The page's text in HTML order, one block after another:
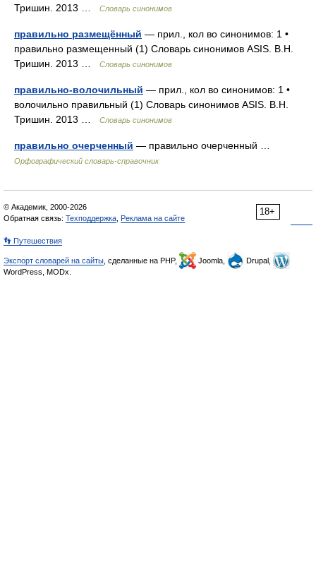
Тришин. 2013 …
Словарь синонимов
правильно размещённый — прил., кол во синонимов: 1 •
правильно размещенный (1) Словарь синонимов ASIS. В.Н.
Тришин. 2013 …
Словарь синонимов
правильно-волочильный — прил., кол во синонимов: 1 •
волочильно правильный (1) Словарь синонимов ASIS. В.Н.
Тришин. 2013 …
Словарь синонимов
правильно очерченный — правильно очерченный …
Орфографический словарь-справочник
18+
© Академик, 2000-2026
Обратная связь: Техподдержка Реклама на сайте
👣 Путешествия
Экспорт словарей на сайты , сделанные на PHP, Joomla,
Drupal,
WordPress, MODx.